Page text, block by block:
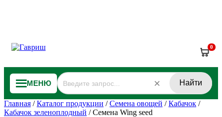
0
МЕНЮ Найти
Главная /Каталог продукции /Семена овощей /Кабачок /
Кабачок зеленоплодный /Семена Wing seed